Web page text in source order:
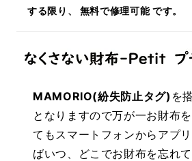
する限り、 無料で修理可能 です。
MAMORIO(紛失防止タグ) を
となりますので万が一お財布
てもスマートフォンからアプ
ばいつ、どこでお財布を忘れ